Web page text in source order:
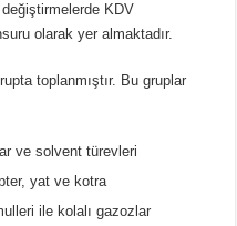
KDV
olarak yer almaktadır.
toplanmıştır. Bu gruplar
ve solvent türevleri
yat ve kotra
ile kolalı gazozlar